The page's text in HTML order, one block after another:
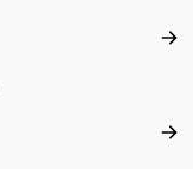
报
资